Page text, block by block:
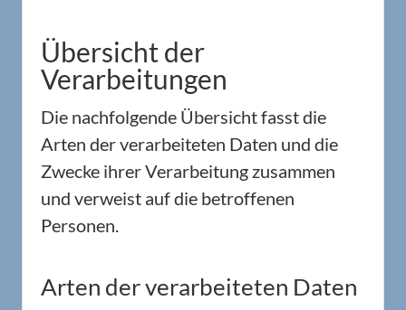
Übersicht der
Verarbeitungen
Die nachfolgende Übersicht fasst die
Arten der verarbeiteten Daten und die
Zwecke ihrer Verarbeitung zusammen
und verweist auf die betroffenen
Personen.
Arten der verarbeiteten Daten